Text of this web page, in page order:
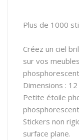
Plus de 1000
Créez un ciel
sur vos
Dimensions :
Petite étoile
Stickers non
surface plane.